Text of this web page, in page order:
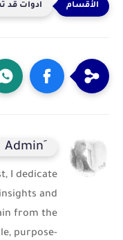
ادوات قد
I dedicate
and
from the
purpose-